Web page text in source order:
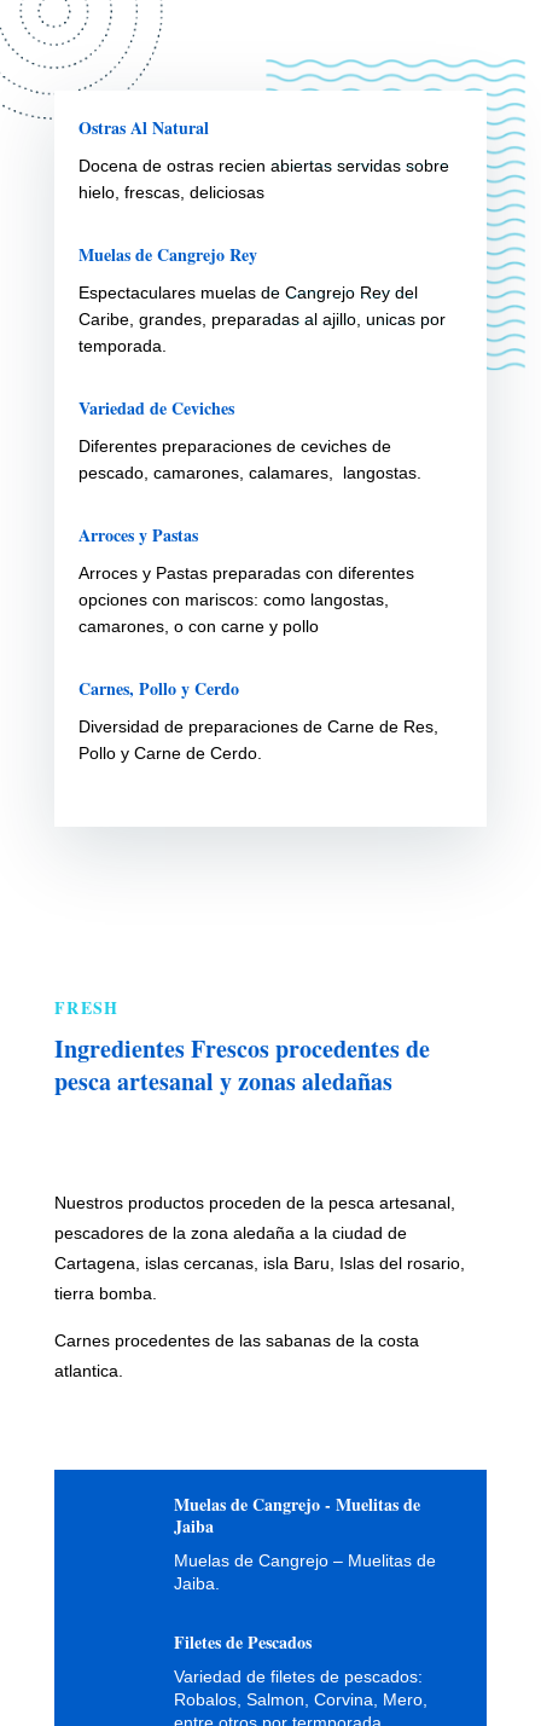
Ostras Al Natural
Docena de ostras recien abiertas servidas sobre
hielo, frescas, deliciosas
Muelas de Cangrejo Rey
Espectaculares muelas de Cangrejo Rey del
Caribe, grandes, preparadas al ajillo, unicas por
temporada.
Variedad de Ceviches
Diferentes preparaciones de ceviches de
pescado, camarones, calamares, langostas.
Arroces y Pastas
Arroces y Pastas preparadas con diferentes
opciones con mariscos: como langostas,
camarones, o con carne y pollo
Carnes, Pollo y Cerdo
Diversidad de preparaciones de Carne de Res,
Pollo y Carne de Cerdo.
FRESH
Ingredientes Frescos procedentes de
pesca artesanal y zonas aledañas
Nuestros productos proceden de la pesca artesanal,
pescadores de la zona aledaña a la ciudad de
Cartagena, islas cercanas, isla Baru, Islas del rosario,
tierra bomba.
Carnes procedentes de las sabanas de la costa
atlantica.
Muelas de Cangrejo - Muelitas de
Jaiba
Muelas de Cangrejo – Muelitas de
Jaiba.
Filetes de Pescados
Variedad de filetes de pescados:
Robalos, Salmon, Corvina, Mero,
entre otros por termporada.